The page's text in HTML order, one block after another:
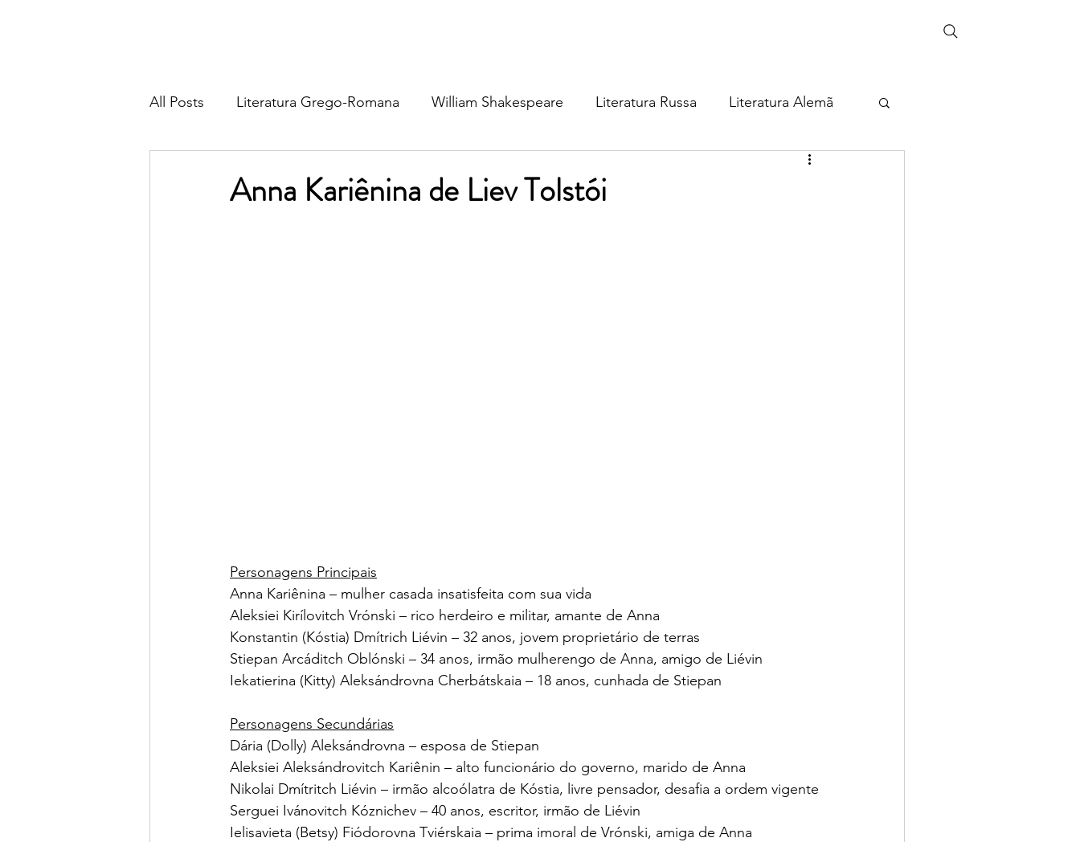
All Posts Literatura Grego-Romana William Shakespeare Literatura Russa Literatura Alemã
Anna Kariênina de Liev Tolstói
Personagens Principais
Anna Kariênina – mulher casada insatisfeita com sua vida
Aleksiei Kirílovitch Vrónski – rico herdeiro e militar, amante de Anna
Konstantin (Kóstia) Dmítrich Liévin – 32 anos, jovem proprietário de terras
Stiepan Arcáditch Oblónski – 34 anos, irmão mulherengo de Anna, amigo de Liévin
Iekatierina (Kitty) Aleksándrovna Cherbátskaia – 18 anos, cunhada de Stiepan
Personagens Secundárias
Dária (Dolly) Aleksándrovna – esposa de Stiepan
Aleksiei Aleksándrovitch Kariênin – alto funcionário do governo, marido de Anna
Nikolai Dmítritch Liévin – irmão alcoólatra de Kóstia, livre pensador, desafia a ordem vigente
Serguei Ivánovitch Kóznichev – 40 anos, escritor, irmão de Liévin
Ielisavieta (Betsy) Fiódorovna Tviérskaia – prima imoral de Vrónski, amiga de Anna